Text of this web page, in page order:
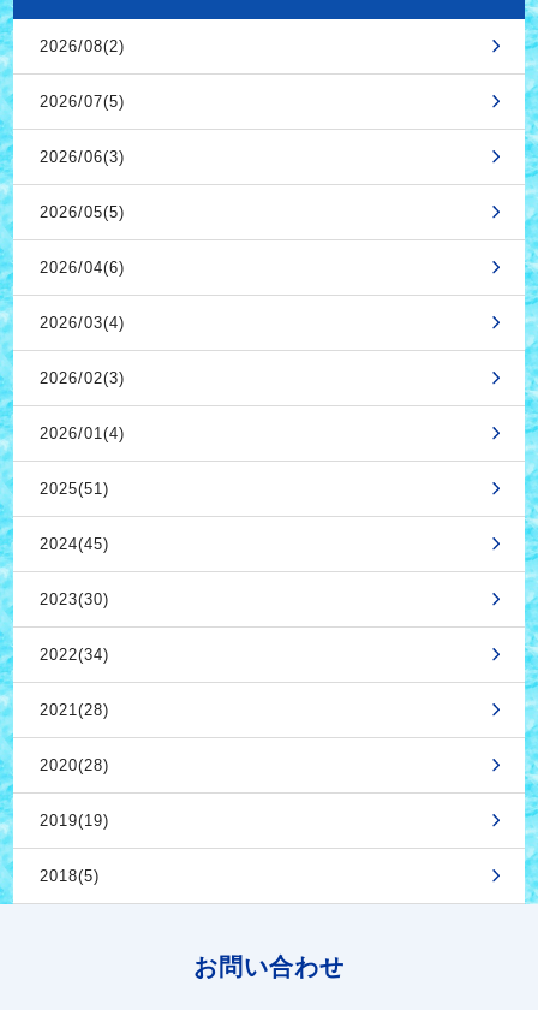
2026/08(2)
2026/07(5)
2026/06(3)
2026/05(5)
2026/04(6)
2026/03(4)
2026/02(3)
2026/01(4)
2025(51)
2024(45)
2023(30)
2022(34)
2021(28)
2020(28)
2019(19)
2018(5)
お問い合わせ